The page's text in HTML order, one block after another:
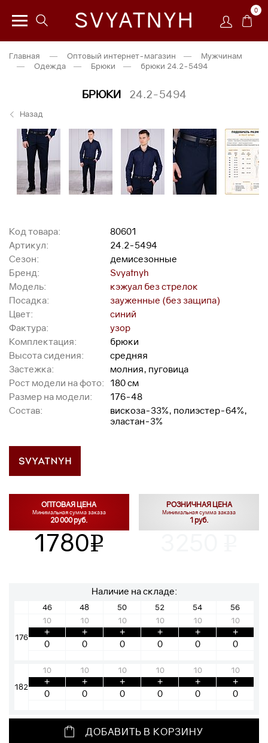
SVYATNYH 0
Главная — Оптовый интернет-магазин —
Мужчинам
—
Одежда — Брюки — брюки 24.2-5494
БРЮКИ 24.2-5494
Назад
Код товара:
80601
Артикул:
24.2-5494
Сезон:
демисезонные
Бренд:
Svyatnyh
Модель:
кэжуал без стрелок
Посадка:
зауженные (без защипа)
Цвет:
синий
Фактура:
узор
Комплектация:
брюки
Высота сидения:
средняя
Застежка:
молния, пуговица
Рост модели на фото:
180 см
Размер на модели:
176-48
Состав:
вискоза-33%, полиэстер-64%,
эластан-3%
ОПТОВАЯ ЦЕНА
Минимальная сумма заказа
20 000 руб.
1780v
РОЗНИЧНАЯ ЦЕНА
Минимальная сумма заказа
1 руб.
Наличие на складе:
46 48 50 52 54 56
176
10
+
10
+
10
+
10
+
10
+
10
+
182
10
+
10
+
10
+
10
+
10
+
10
+
ДОБАВИТЬ В КОРЗИНУ